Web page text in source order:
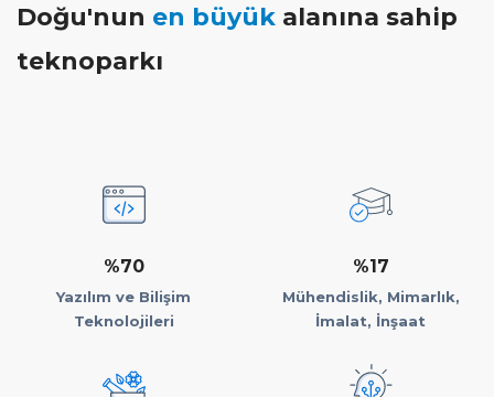
Doğu'nun en büyük alanına sahip
teknoparkı
%70
Yazılım ve Bilişim
Teknolojileri
%17
Mühendislik, Mimarlık,
İmalat, İnşaat